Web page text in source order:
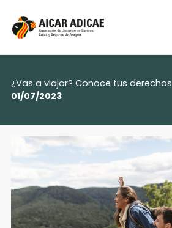
contenido
¿Vas a viajar? Conoce tus derechos
01/07/2023